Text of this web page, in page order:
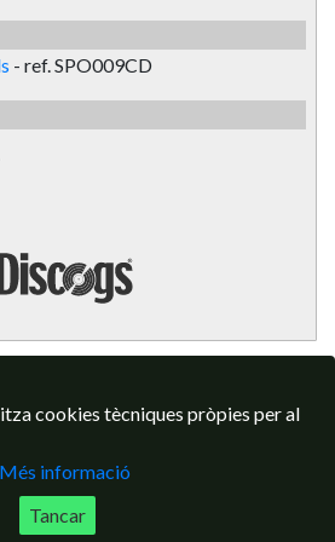
- ref. SPO009CD
cookies tècniques pròpies per al
Més informació
Tancar